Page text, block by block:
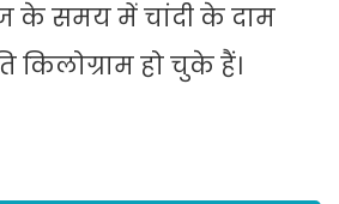
के समय में चांदी के दाम
किलोग्राम हो चुके हैं।